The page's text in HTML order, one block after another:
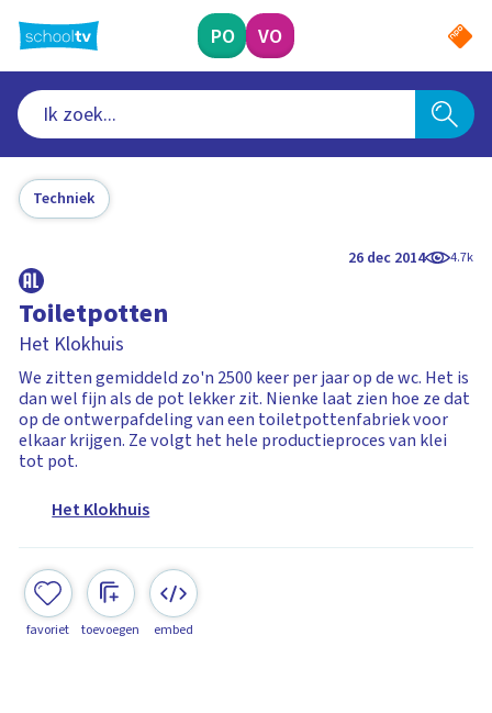
naar
hoofdinhoud
PO VO
Techniek
26 dec 2014 4.7k
Toiletpotten
Het Klokhuis
We zitten gemiddeld zo'n 2500 keer per jaar op de wc. Het is
dan wel fijn als de pot lekker zit. Nienke laat zien hoe ze dat
op de ontwerpafdeling van een toiletpottenfabriek voor
elkaar krijgen. Ze volgt het hele productieproces van klei
tot pot.
Het Klokhuis
favoriet toevoegen embed